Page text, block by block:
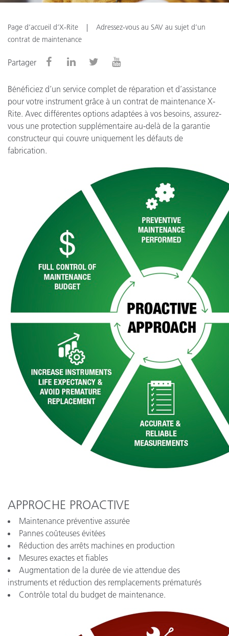
Page d’accueil d’X-Rite
Adressez-vous au SAV au sujet d’un
contrat de maintenance
Partager
Bénéficiez d’un service complet de réparation et d’assistance
pour votre instrument grâce à un contrat de maintenance X-
Rite. Avec différentes options adaptées à vos besoins, assurez-
vous une protection supplémentaire au-delà de la garantie
constructeur qui couvre uniquement les défauts de
fabrication.
APPROCHE PROACTIVE
Maintenance préventive assurée
Pannes coûteuses évitées
Réduction des arrêts machines en production
Mesures exactes et fiables
Augmentation de la durée de vie attendue des
instruments et réduction des remplacements prématurés
Contrôle total du budget de maintenance.